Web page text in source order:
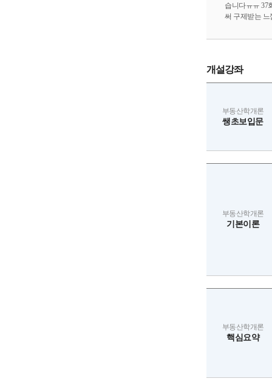
습니다ㅠㅠ 37
써 구제받는 느
큼 기억이 많이
개설강좌
부동산학개론
쌩초보입문
부동산학개론
기본이론
부동산학개론
핵심요약